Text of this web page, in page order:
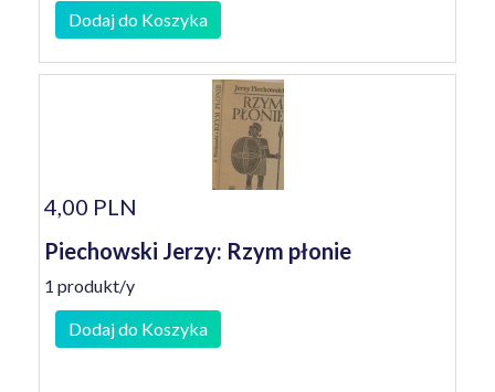
Dodaj do Koszyka
4,00 PLN
Piechowski Jerzy: Rzym płonie
1 produkt/y
Dodaj do Koszyka